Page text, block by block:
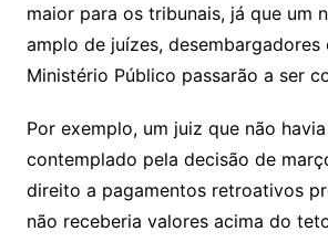
maior para os tribunais, já que um
amplo de juízes, desembargadores
Ministério Público passarão a ser
Por exemplo, um juiz que não
contemplado pela decisão de
direito a pagamentos retroativos
não receberia valores acima do